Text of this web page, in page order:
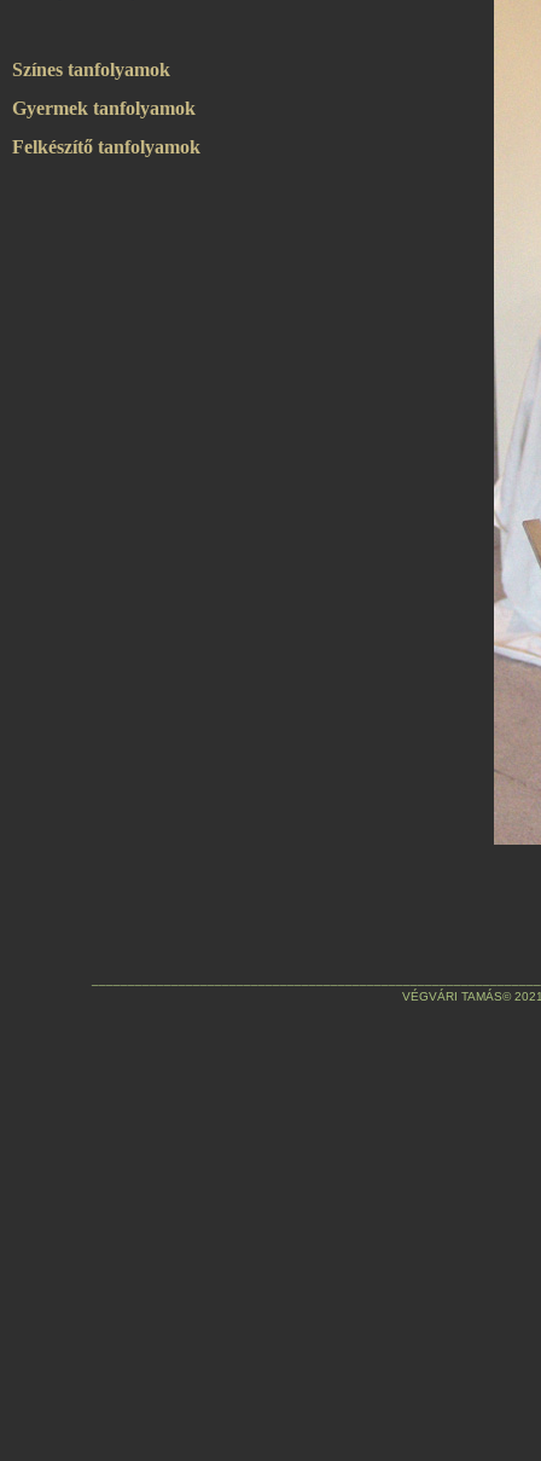
Színes tanfolyamok
Gyermek tanfolyamok
Felkészítő tanfolyamok
VÉGVÁRI TAMÁS©